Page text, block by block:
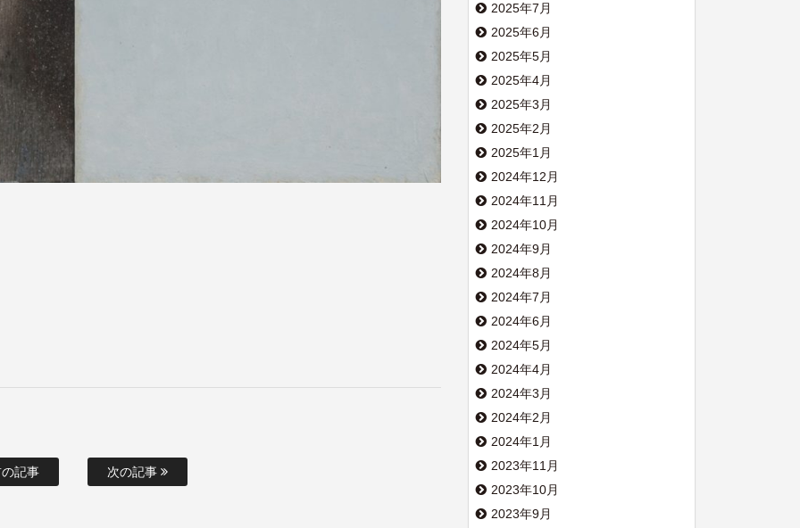
記事 次の記事
2025年7月
2025年6月
2025年5月
2025年4月
2025年3月
2025年2月
2025年1月
2024年12月
2024年11月
2024年10月
2024年9月
2024年8月
2024年7月
2024年6月
2024年5月
2024年4月
2024年3月
2024年2月
2024年1月
2023年11月
2023年10月
2023年9月